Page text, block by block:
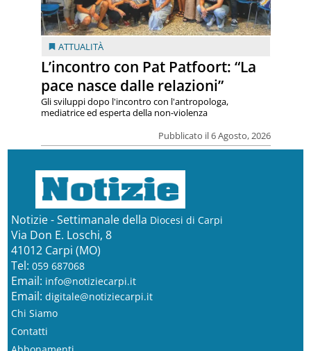
ATTUALITÀ
L’incontro con Pat Patfoort: “La
pace nasce dalle relazioni”
Pubblicato il 6 Agosto, 2026
Gli sviluppi dopo l'incontro con l'antropologa,
mediatrice ed esperta della non-violenza
Notizie - Settimanale della Diocesi di Carpi
Via Don E. Loschi, 8
41012 Carpi (MO)
Tel: 059 687068
Email: info@notiziecarpi.it
Email: digitale@notiziecarpi.it
Chi Siamo
Contatti